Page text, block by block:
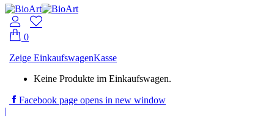
0
Zeige EinkaufswagenKasse
Keine Produkte im Einkaufswagen.
Facebook page opens in new window
|